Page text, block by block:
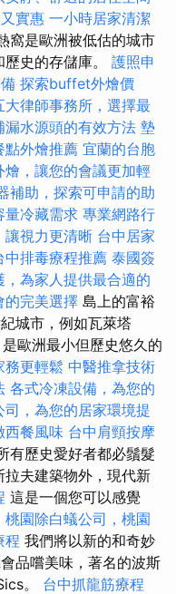
實惠 一小時居家清潔
窩是歐洲被低估的城市
史的存儲庫。 護照申
探索buffet外燴價
大律師事務所，選擇最
水源頭的有效方法 墊
點外燴推薦 宜蘭的台胞
燴，讓您的會議更加輕
補助，探索可申請的助
量冷藏需求 專業網路行
讓視力更清晰 台中居家
中排毒療程推薦 泰國簽
，為家人提供最合適的
的完美選擇 島上的富裕
城市，例如瓦萊塔
歐洲最小但歷史悠久的
務更輕鬆 中醫推拿技術
各式冷凍設備，為您的
司，為您的居家環境提
西餐風味 台中肩頸按摩
有歷史愛好者都必鬚髮
夫建築物外，現代新
這是一個您可以感覺
桃園除白蟻公司，桃園
程 我們將以新的和奇妙
品嚐美味，著名的波斯
。 台中抓龍筋療程